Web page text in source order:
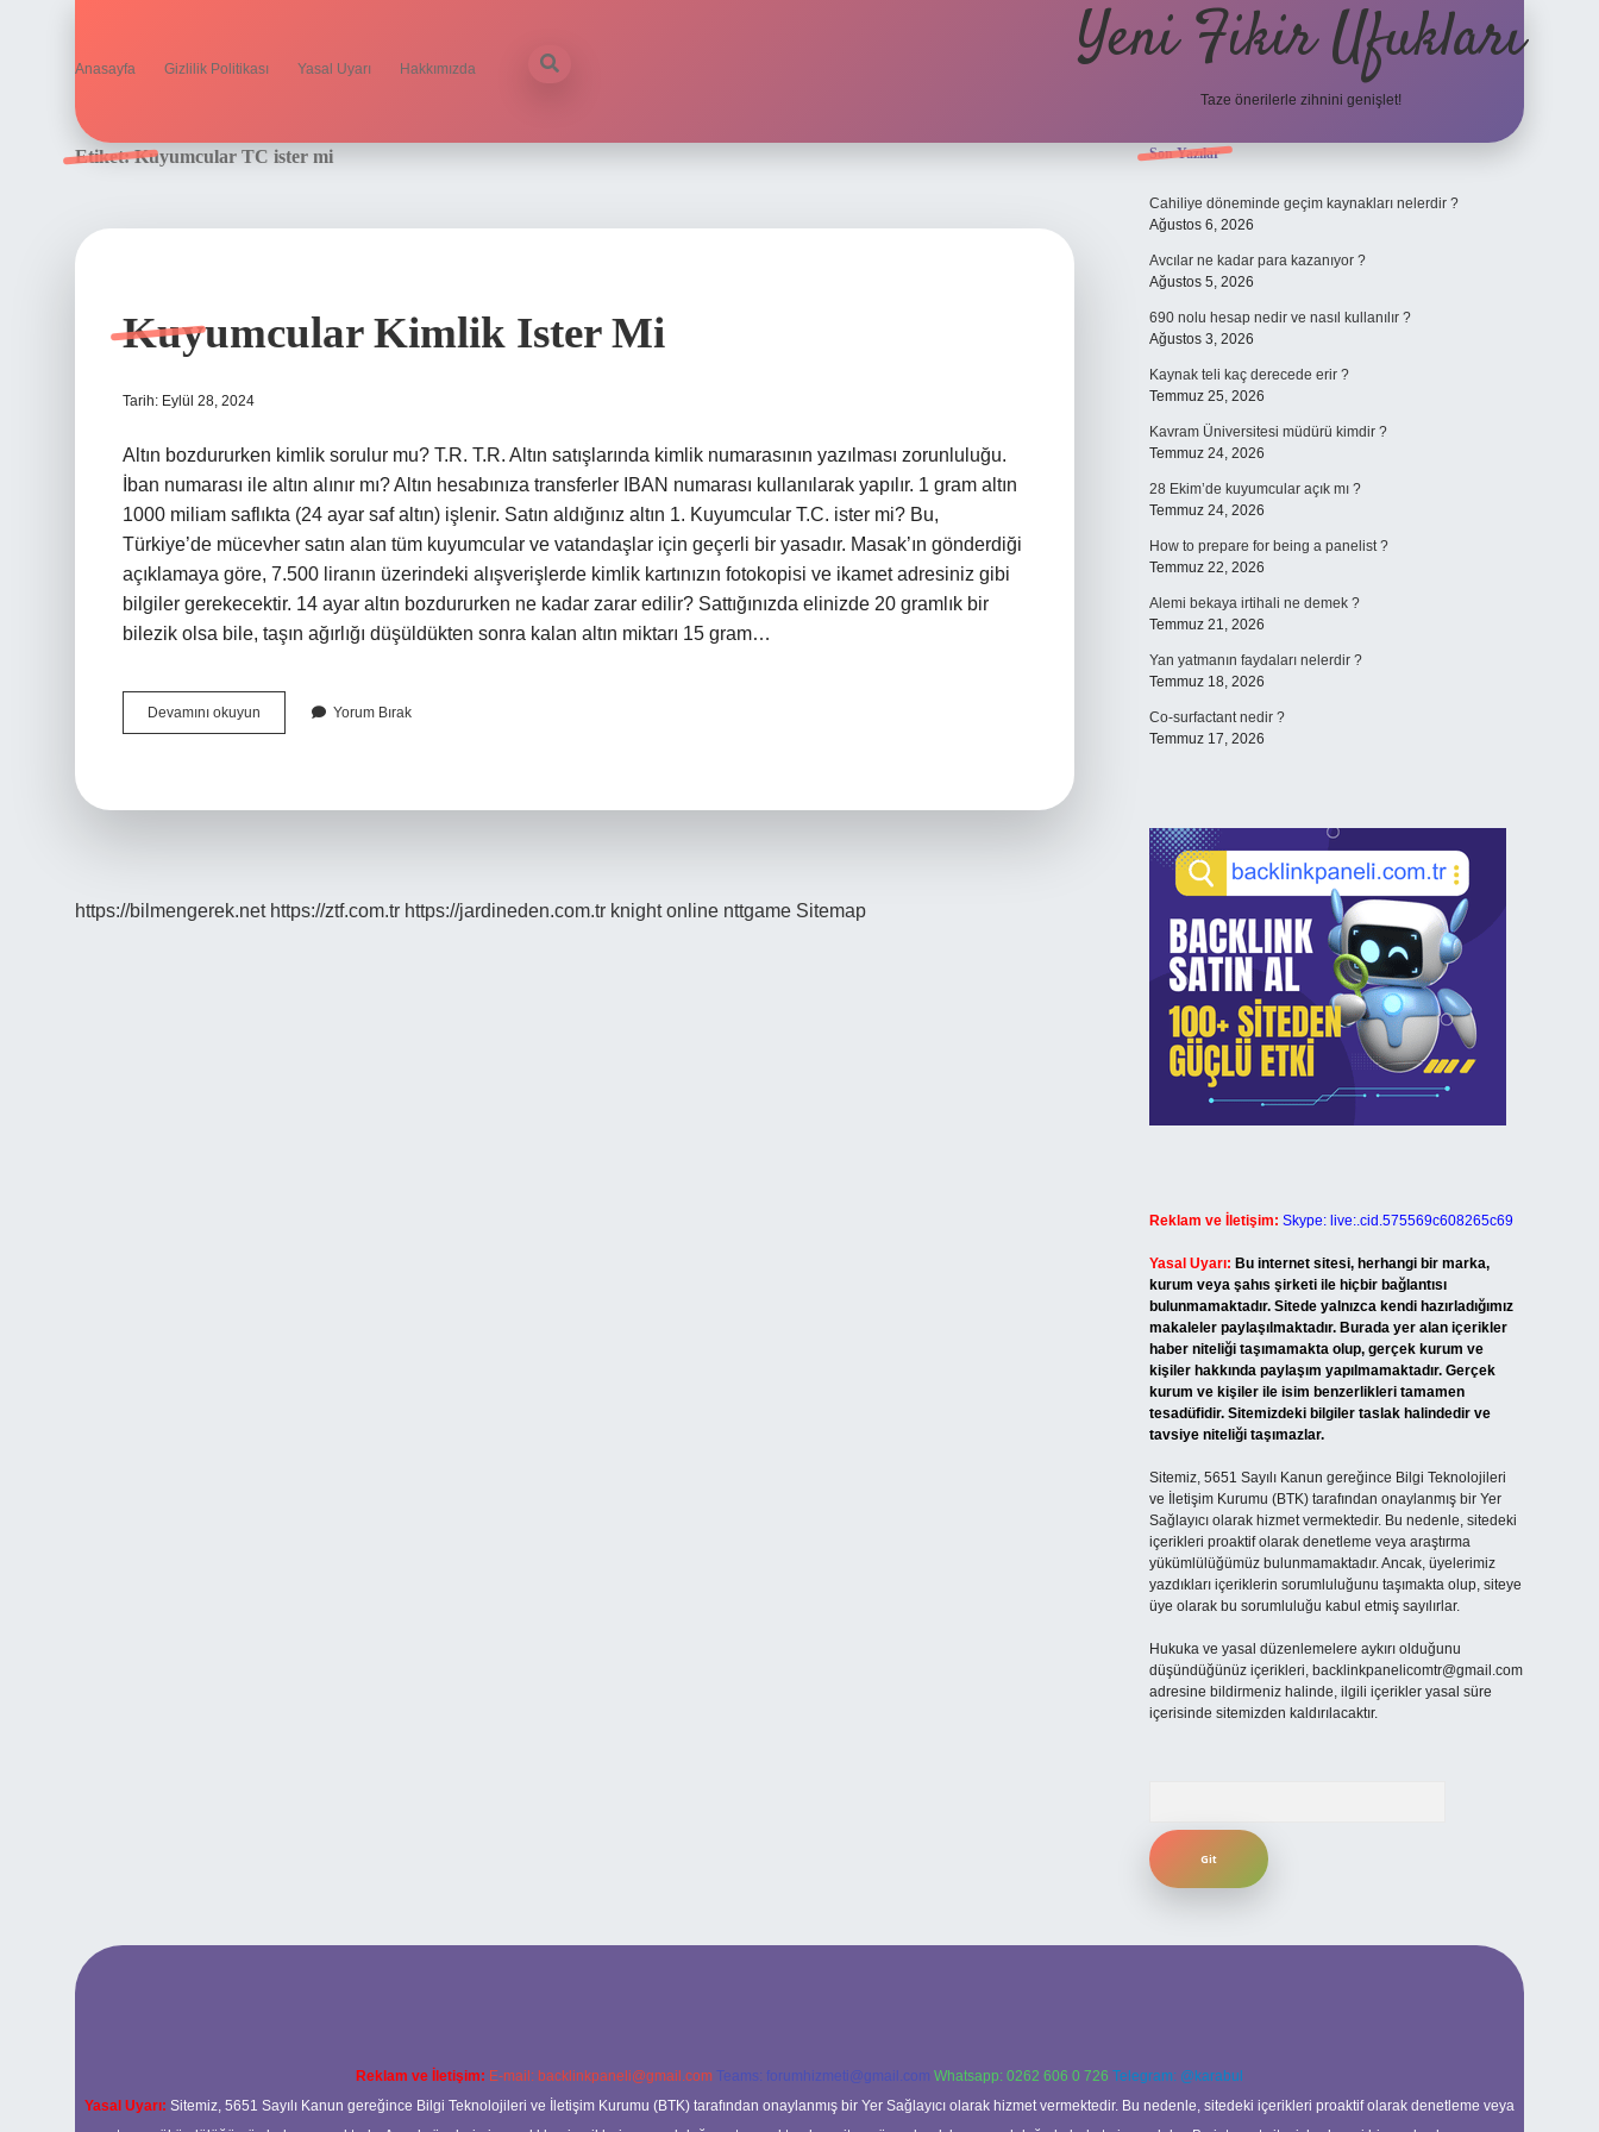
Anasayfa Gizlilik Politikası Yasal Uyarı Hakkımızda Yeni Fikir Ufukları
Taze önerilerle zihnini genişlet!
Etiket:Kuyumcular TC ister mi
Kuyumcular Kimlik Ister Mi
Tarih: Eylül 28, 2024
Altın bozdururken kimlik sorulur mu? T.R. T.R. Altın satışlarında kimlik numarasının yazılması zorunluluğu.
İban numarası ile altın alınır mı? Altın hesabınıza transferler IBAN numarası kullanılarak yapılır. 1 gram altın
1000 miliam saflıkta (24 ayar saf altın) işlenir. Satın aldığınız altın 1. Kuyumcular T.C. ister mi? Bu,
Türkiye’de mücevher satın alan tüm kuyumcular ve vatandaşlar için geçerli bir yasadır. Masak’ın gönderdiği
açıklamaya göre, 7.500 liranın üzerindeki alışverişlerde kimlik kartınızın fotokopisi ve ikamet adresiniz gibi
bilgiler gerekecektir. 14 ayar altın bozdururken ne kadar zarar edilir? Sattığınızda elinizde 20 gramlık bir
bilezik olsa bile, taşın ağırlığı düşüldükten sonra kalan altın miktarı 15 gram…
Devamını okuyun Kuyumcular
Kimlik
Yorum Bırak
https://bilmengerek.net https://ztf.com.tr https://jardineden.com.tr knight online nttgame Sitemap
Sidebar
Son Yazılar
Cahiliye döneminde geçim kaynakları nelerdir ?
Ağustos 6, 2026
Avcılar ne kadar para kazanıyor ?
Ağustos 5, 2026
690 nolu hesap nedir ve nasıl kullanılır ?
Ağustos 3, 2026
Kaynak teli kaç derecede erir ?
Temmuz 25, 2026
Kavram Üniversitesi müdürü kimdir ?
Temmuz 24, 2026
28 Ekim’de kuyumcular açık mı ?
Temmuz 24, 2026
How to prepare for being a panelist ?
Temmuz 22, 2026
Alemi bekaya irtihali ne demek ?
Temmuz 21, 2026
Yan yatmanın faydaları nelerdir ?
Temmuz 18, 2026
Co-surfactant nedir ?
Temmuz 17, 2026
Reklam ve İletişim: Skype: live:.cid.575569c608265c69
Yasal Uyarı: Bu internet sitesi, herhangi bir marka,
kurum veya şahıs şirketi ile hiçbir bağlantısı
bulunmamaktadır. Sitede yalnızca kendi hazırladığımız
makaleler paylaşılmaktadır. Burada yer alan içerikler
haber niteliği taşımamakta olup, gerçek kurum ve
kişiler hakkında paylaşım yapılmamaktadır. Gerçek
kurum ve kişiler ile isim benzerlikleri tamamen
tesadüfidir. Sitemizdeki bilgiler taslak halindedir ve
tavsiye niteliği taşımazlar.
Sitemiz, 5651 Sayılı Kanun gereğince Bilgi Teknolojileri
ve İletişim Kurumu (BTK) tarafından onaylanmış bir Yer
Sağlayıcı olarak hizmet vermektedir. Bu nedenle, sitedeki
içerikleri proaktif olarak denetleme veya araştırma
yükümlülüğümüz bulunmamaktadır. Ancak, üyelerimiz
yazdıkları içeriklerin sorumluluğunu taşımakta olup, siteye
üye olarak bu sorumluluğu kabul etmiş sayılırlar.
Hukuka ve yasal düzenlemelere aykırı olduğunu
düşündüğünüz içerikleri, backlinkpanelicomtr@gmail.com
adresine bildirmeniz halinde, ilgili içerikler yasal süre
içerisinde sitemizden kaldırılacaktır.
Reklam ve İletişim: E-mail: backlinkpaneli@gmail.com Teams: forumhizmeti@gmail.com Whatsapp: 0262 606 0 726 Telegram: @karabul
Yasal Uyarı: Sitemiz, 5651 Sayılı Kanun gereğince Bilgi Teknolojileri ve İletişim Kurumu (BTK) tarafından onaylanmış bir Yer Sağlayıcı olarak hizmet vermektedir. Bu nedenle, sitedeki içerikleri proaktif olarak denetleme veya